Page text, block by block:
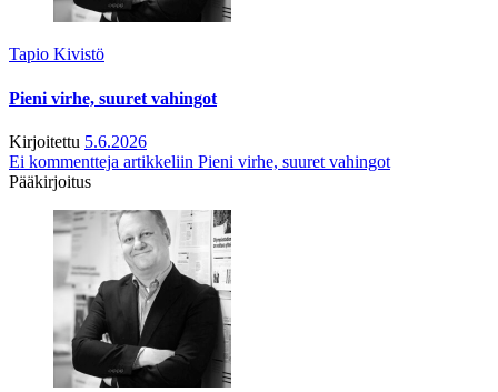
Tapio Kivistö
Pieni virhe, suuret vahingot
Kirjoitettu 5.6.2026
Ei kommentteja artikkeliin Pieni virhe, suuret vahingot
Pääkirjoitus